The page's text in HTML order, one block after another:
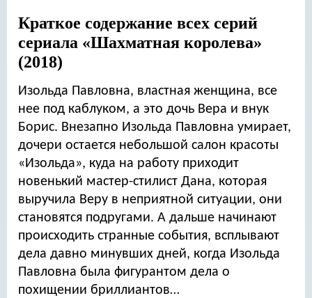
Краткое содержание всех серий
сериала «Шахматная королева»
(2018)
Изольда Павловна, властная женщина, все
нее под каблуком, а это дочь Вера и внук
Борис. Внезапно Изольда Павловна умирает,
дочери остается небольшой салон красоты
«Изольда», куда на работу приходит
новенький мастер-стилист Дана, которая
выручила Веру в неприятной ситуации, они
становятся подругами. А дальше начинают
происходить странные события, всплывают
дела давно минувших дней, когда Изольда
Павловна была фигурантом дела о
похищении бриллиантов…